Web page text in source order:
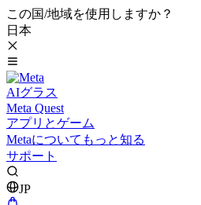
この国/地域を使用しますか？
日本
AIグラス
Meta Quest
アプリとゲーム
Metaについてもっと知る
サポート
JP